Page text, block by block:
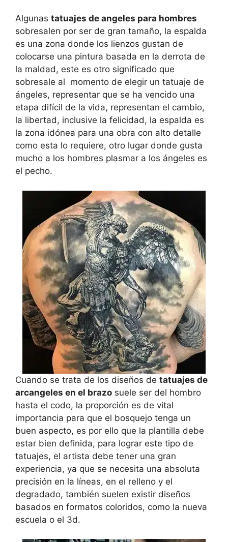
Algunas tatuajes de angeles para hombres
sobresalen por ser de gran tamaño, la espalda
es una zona donde los lienzos gustan de
colocarse una pintura basada en la derrota de
la maldad, este es otro significado que
sobresale al momento de elegir un tatuaje de
ángeles, representar que se ha vencido una
etapa difícil de la vida, representan el cambio,
la libertad, inclusive la felicidad, la espalda es
la zona idónea para una obra con alto detalle
como esta lo requiere, otro lugar donde gusta
mucho a los hombres plasmar a los ángeles es
el pecho.
Cuando se trata de los diseños de tatuajes de
arcangeles en el brazo suele ser del hombro
hasta el codo, la proporción es de vital
importancia para que el bosquejo tenga un
buen aspecto, es por ello que la plantilla debe
estar bien definida, para lograr este tipo de
tatuajes, el artista debe tener una gran
experiencia, ya que se necesita una absoluta
precisión en la líneas, en el relleno y el
degradado, también suelen existir diseños
basados en formatos coloridos, como la nueva
escuela o el 3d.